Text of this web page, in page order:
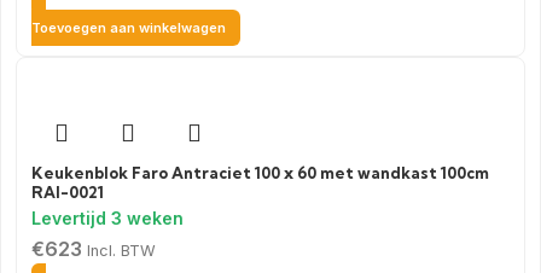
Toevoegen aan winkelwagen
Keukenblok Faro Antraciet 100 x 60 met wandkast 100cm
RAI-0021
€623 Incl. BTW